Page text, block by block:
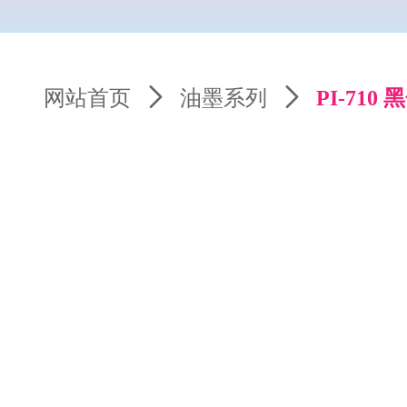
网站首页 ꄲ 油墨系列 ꄲ PI-710